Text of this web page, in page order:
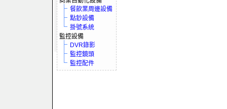
餐飲業周邊設備
點鈔設備
掛號系統
監控設備
DVR錄影
監控鏡頭
監控配件